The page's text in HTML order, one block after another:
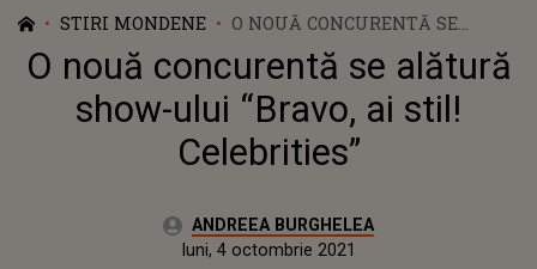
STIRI MONDENE
O NOUĂ CONCURENTĂ SE
ALĂTURĂ SHOW-ULUI “BRAVO,
AI STIL! CELEBRITIES”
O nouă concurentă se alătură
show-ului “Bravo, ai stil!
Celebrities”
Autor:ANDREEA BURGHELEA
luni, 4 octombrie 2021Actualizat:
luni, 4 octombrie 2021